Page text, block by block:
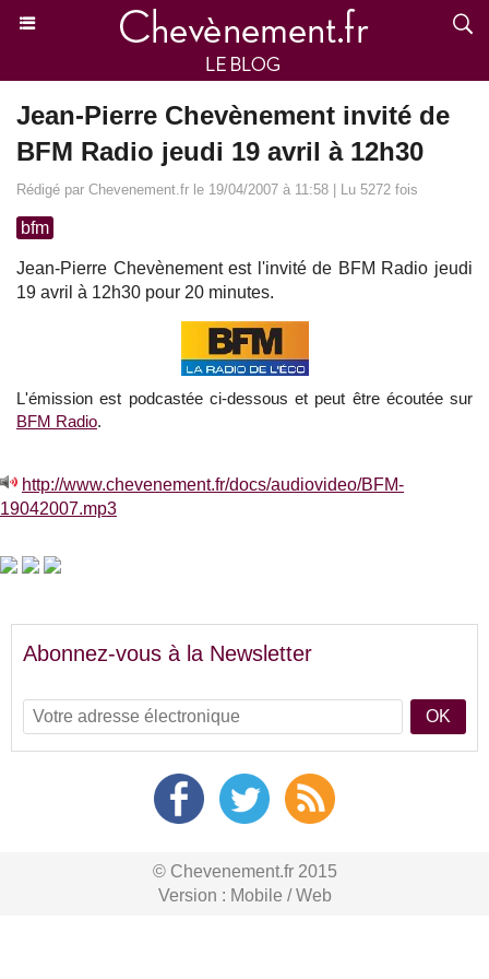
Jean-Pierre Chevènement invité de
BFM Radio jeudi 19 avril à 12h30
Rédigé par Chevenement.fr le 19/04/2007 à 11:58 | Lu 5272 fois
bfm
Jean-Pierre Chevènement est l'invité de BFM Radio jeudi
19 avril à 12h30 pour 20 minutes.
L'émission est podcastée ci-dessous et peut être écoutée sur
BFM Radio.
http://www.chevenement.fr/docs/audiovideo/BFM-
19042007.mp3
Abonnez-vous à la Newsletter
OK
© Chevenement.fr 2015
Version : Mobile /Web